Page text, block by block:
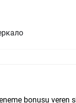
bonusu veren